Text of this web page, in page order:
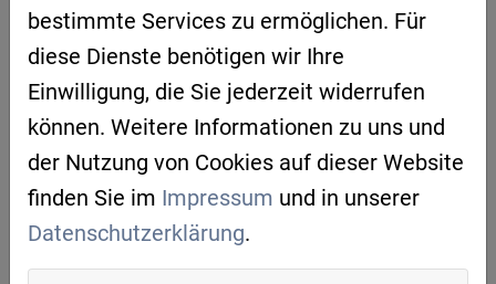
RISECON GMBH
Dr.-Gessler-Str. 8
93053 Regensburg
risecon.de
Profil auf LinkedIN
bestimmte Services zu ermöglichen. Für
diese Dienste benötigen wir Ihre
Einwilligung, die Sie jederzeit widerrufen
können. Weitere Informationen zu uns und
der Nutzung von Cookies auf dieser Website
finden Sie im Impressum und in unserer
Datenschutzerklärung.